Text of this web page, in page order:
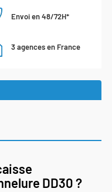
Envoi en 48/72H*
3 agences en France
DD30 ?